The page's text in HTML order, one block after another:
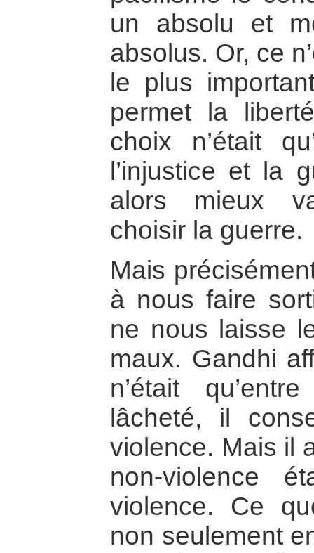
un absolu et
absolus. Or, ce
le plus
permet la
choix n’était
l’injustice et la
alors mieux
choisir la guerre.
Mais
à nous faire
ne nous laisse
maux. Gandhi
n’était
lâcheté, il
violence. Mais il
non-violence
violence. Ce
non seulement